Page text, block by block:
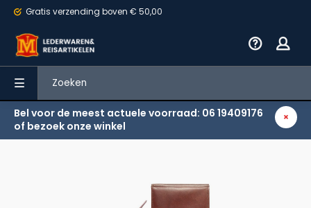
Gratis verzending boven € 50,00
Bel voor de meest actuele voorraad: 06 19409176
of bezoek onze winkel
Terug